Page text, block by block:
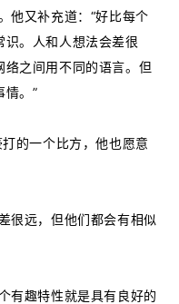
他又补充道：“好比每个
识。人和人想法会差很
之间用不同的语言。但
情。”
的一个比方，他也愿意
很远，但他们都会有相似
有趣特性就是具有良好的